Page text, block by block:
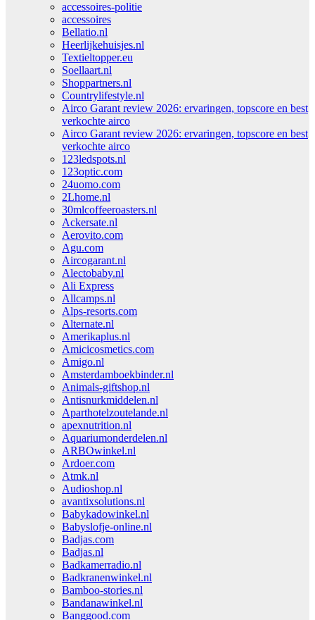
accessoires-politie
accessoires
Bellatio.nl
Heerlijkehuisjes.nl
Textieltopper.eu
Soellaart.nl
Shoppartners.nl
Countrylifestyle.nl
Airco Garant review 2026: ervaringen, topscore en best
verkochte airco
Airco Garant review 2026: ervaringen, topscore en best
verkochte airco
123ledspots.nl
123optic.com
24uomo.com
2Lhome.nl
30mlcoffeeroasters.nl
Ackersate.nl
Aerovito.com
Agu.com
Aircogarant.nl
Alectobaby.nl
Ali Express
Allcamps.nl
Alps-resorts.com
Alternate.nl
Amerikaplus.nl
Amicicosmetics.com
Amigo.nl
Amsterdamboekbinder.nl
Animals-giftshop.nl
Antisnurkmiddelen.nl
Aparthotelzoutelande.nl
apexnutrition.nl
Aquariumonderdelen.nl
ARBOwinkel.nl
Ardoer.com
Atmk.nl
Audioshop.nl
avantixsolutions.nl
Babykadowinkel.nl
Babyslofje-online.nl
Badjas.com
Badjas.nl
Badkamerradio.nl
Badkranenwinkel.nl
Bamboo-stories.nl
Bandanawinkel.nl
Banggood.com